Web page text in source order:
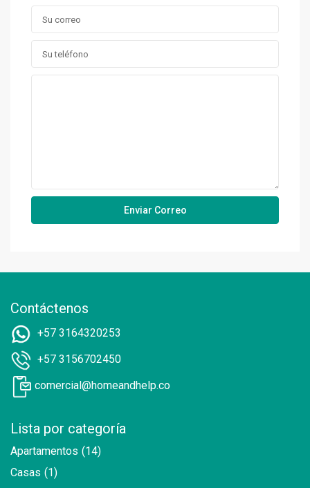
Contáctenos
+57 3164320253
+57 3156702450
comercial@homeandhelp.co
Lista por categoría
Apartamentos (14)
Casas (1)